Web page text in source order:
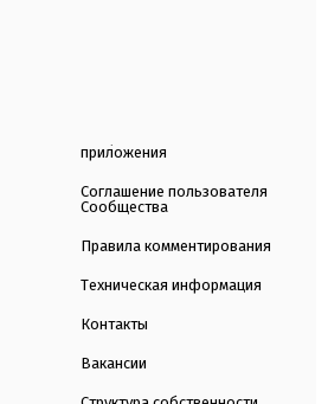
приложения
Соглашение пользователя
Сообщества
Правила комментирования
Техническая информация
Контакты
Вакансии